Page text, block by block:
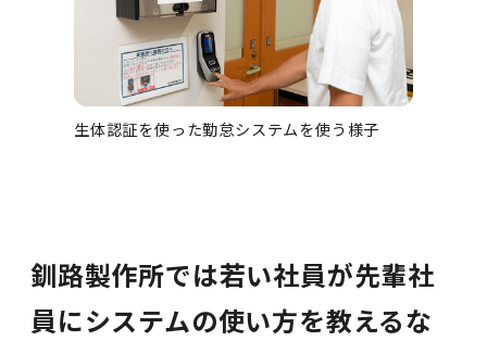
生体認証を使った勤怠システムを使う様子
釧路製作所では若い社員が先輩社
員にシステムの使い方を教えるな